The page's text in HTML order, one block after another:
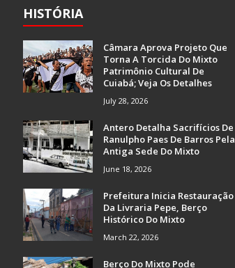
HISTÓRIA
Câmara Aprova Projeto Que
Torna A Torcida Do Mixto
Patrimônio Cultural De
Cuiabá; Veja Os Detalhes
July 28, 2026
Antero Detalha Sacrifícios De
Ranulpho Paes De Barros Pela
Antiga Sede Do Mixto
June 18, 2026
Prefeitura Inicia Restauração
Da Livraria Pepe, Berço
Histórico Do Mixto
March 22, 2026
Berço Do Mixto Pode